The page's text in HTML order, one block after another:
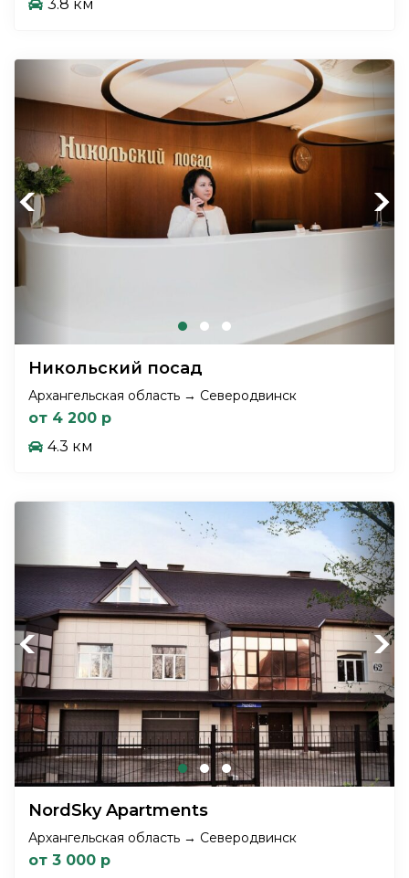
3.8 км
Previous Next
Никольский посад
Архангельская область → Северодвинск
от 4 200 р
4.3 км
Previous Next
NordSky Apartments
Архангельская область → Северодвинск
от 3 000 р